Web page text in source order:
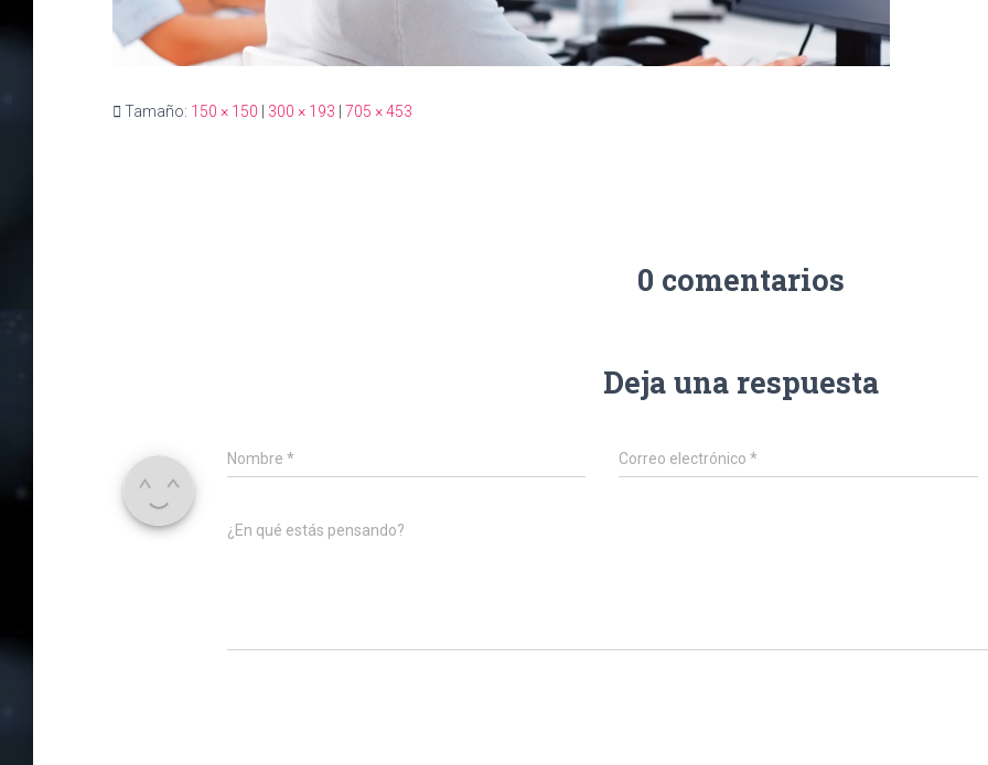
Tamaño: 150 × 150 300 × 193 705 × 453
0 comentarios
Deja una respuesta
Nombre * Correo electrónico*
¿En qué estás pensando?